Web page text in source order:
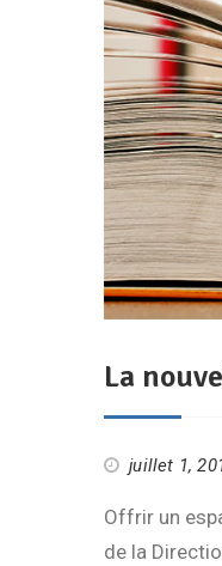
La
juillet 1,
Offrir un
de la